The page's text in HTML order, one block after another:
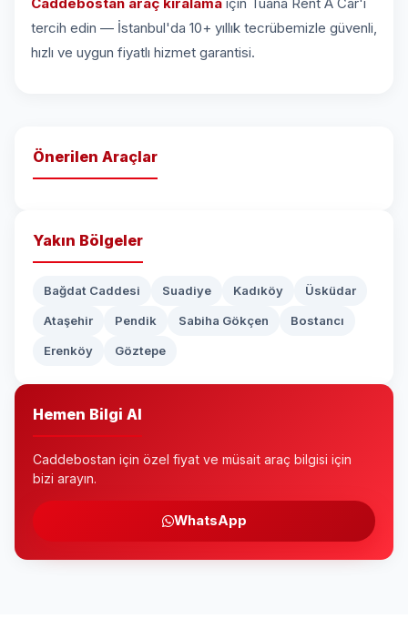
tercih edin — İstanbul'da 10+ yıllık tecrübemizle güvenli,
hızlı ve uygun fiyatlı hizmet garantisi.
Önerilen Araçlar
Yakın Bölgeler
Bağdat Caddesi Suadiye Kadıköy Üsküdar
Ataşehir Pendik Sabiha Gökçen Bostancı
Erenköy Göztepe
Hemen Bilgi Al
Caddebostan için özel fiyat ve müsait araç bilgisi için
bizi arayın.
WhatsApp